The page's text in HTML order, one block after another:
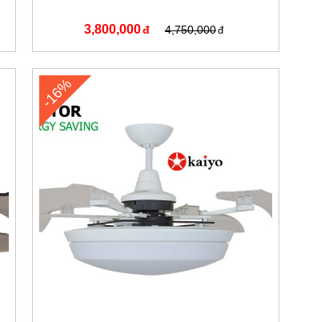
3,800,000 4,750,000
-16%